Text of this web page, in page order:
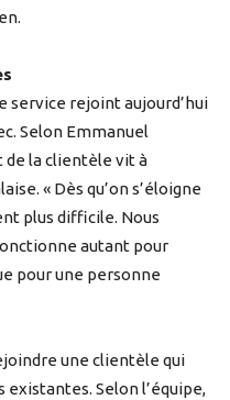
service rejoint aujourd’hui
Selon Emmanuel
de la clientèle vit à
« Dès qu’on s’éloigne
plus difficile. Nous
autant pour
pour une personne
une clientèle qui
existantes. Selon l’équipe,